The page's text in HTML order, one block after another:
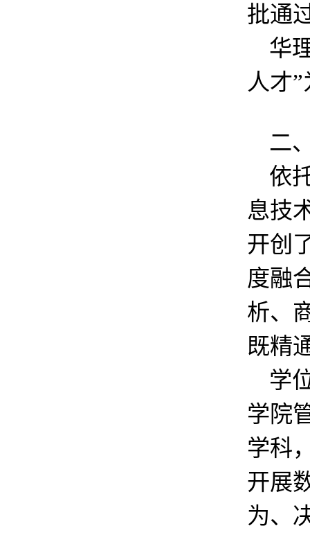
批通
华
人才
二
依
息技
开创
度融
析、
既精
学
学院
学科
开展
为、